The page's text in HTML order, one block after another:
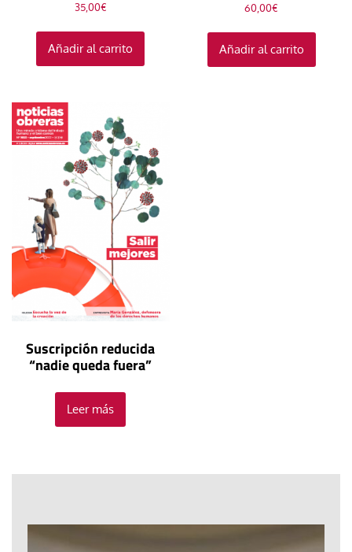
35,00€
Añadir al carrito
60,00€
Añadir al carrito
Suscripción reducida
“nadie queda fuera”
Leer más